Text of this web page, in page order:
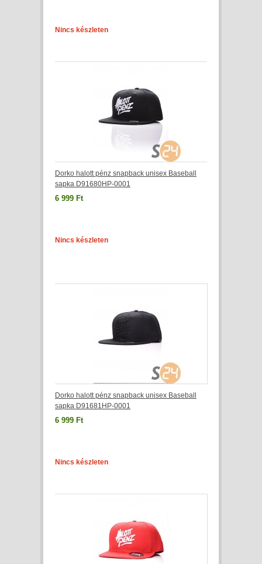
Nincs készleten
Dorko halott pénz snapback unisex Baseball
sapka D91680HP-0001
6 999 Ft
Nincs készleten
Dorko halott pénz snapback unisex Baseball
sapka D91681HP-0001
6 999 Ft
Nincs készleten